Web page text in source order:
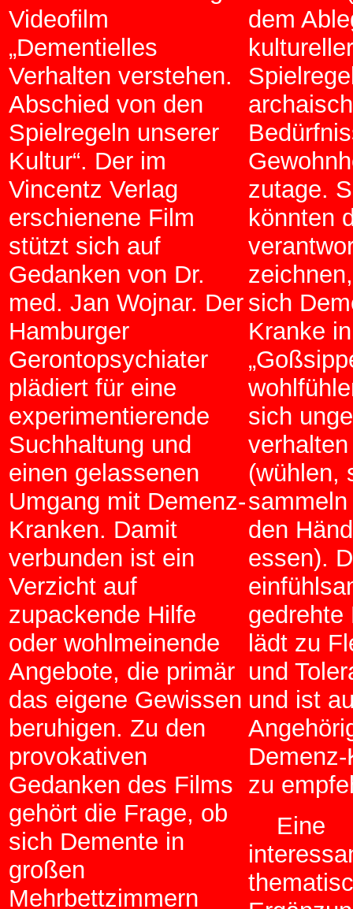
Videofilm
„Dementielles
Verhalten verstehen.
Abschied von den
Spielregeln unserer
Kultur“. Der im
Vincentz Verlag
erschienene Film
stützt sich auf
Gedanken von Dr.
med. Jan Wojnar. Der
Hamburger
Gerontopsychiater
plädiert für eine
experimentierende
Suchhaltung und
einen gelassenen
Umgang mit Demenz-
Kranken. Damit
verbunden ist ein
Verzicht auf
zupackende Hilfe
oder wohlmeinende
Angebote, die primär
das eigene Gewissen
beruhigen. Zu den
provokativen
Gedanken des Films
gehört die Frage, ob
sich Demente in
großen
Mehrbettzimmern
dem
kultureller
zutage.
könnten
sich
Kranke
sich
verhalten
(wühlen,
den
essen).
gedrehte
lädt zu
und
und ist
zu
Eine